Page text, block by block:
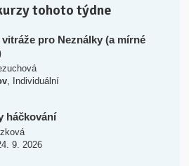
tohoto týdne
pro Neználky (a mírné
, Individuální
háčkování
9. 2026